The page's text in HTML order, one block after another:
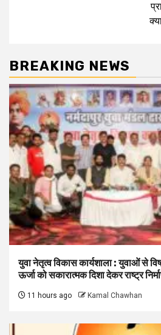
BREAKING NEWS
युवा नेतृत्व विकास कार्यशाला : युवाओं से
ऊर्जा को सकारात्मक दिशा देकर राष्ट्र
11 hours ago Kamal Chawhan